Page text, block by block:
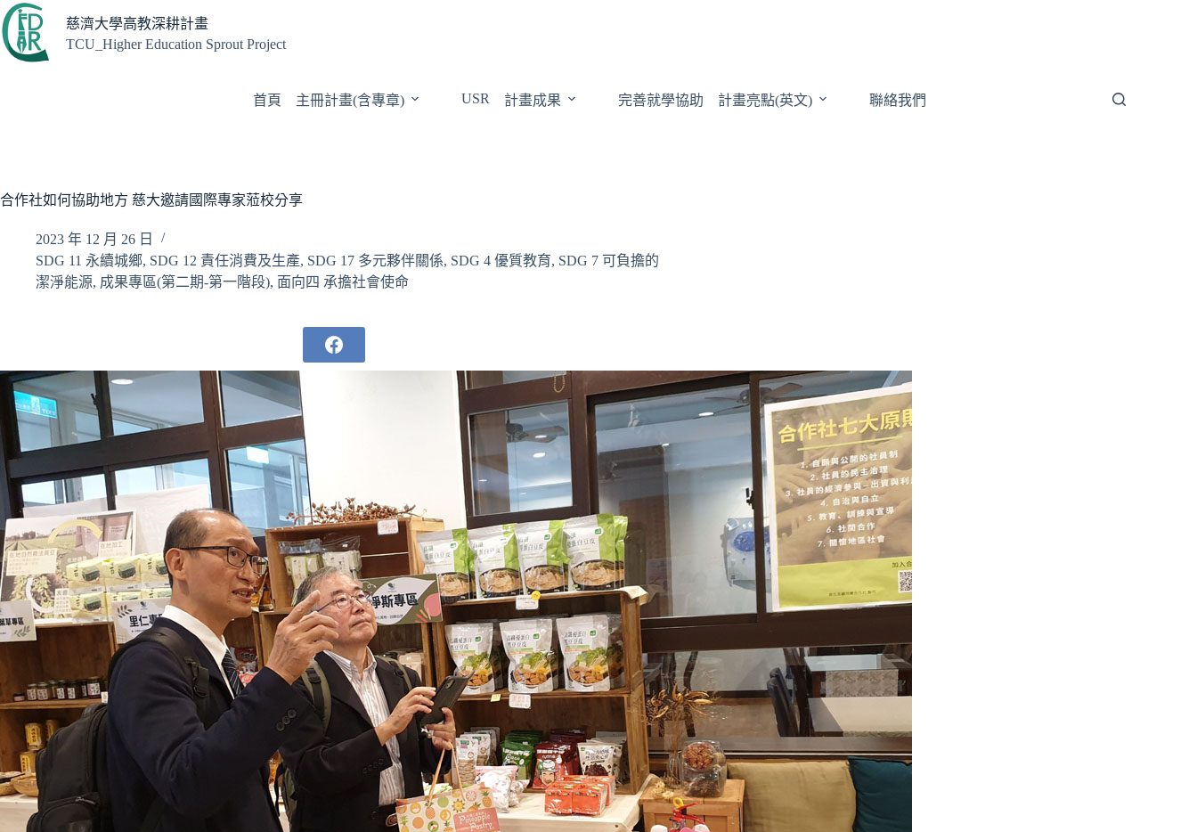
跳
至
主
慈濟大學高教深耕計畫
TCU_Higher Education Sprout Project
首頁 主冊計畫(含專章) USR 計畫成果 完善就學協助 計畫亮點(英文) 聯絡我們
合作社如何協助地方 慈大邀請國際專家蒞校分享
2023 年 12 月 26 日
SDG 11 永續城鄉, SDG 12 責任消費及生產, SDG 17 多元夥伴關係, SDG 4 優質教育, SDG 7 可負擔的
潔淨能源, 成果專區(第二期-第一階段), 面向四 承擔社會使命